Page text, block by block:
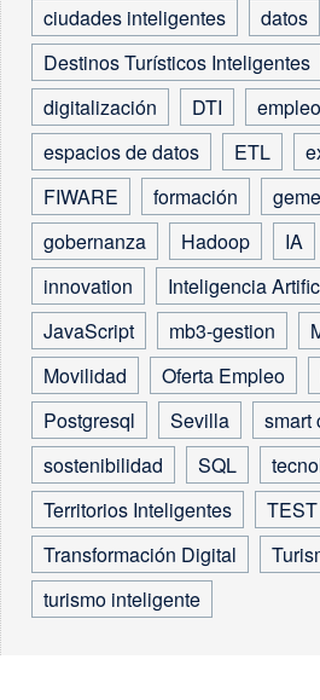
ciudades inteligentes
datos
Destinos Turísticos Inteligentes
digitalización
DTI empleo
espacios de datos
ETL
FIWARE
formación
gobernanza
Hadoop IA
innovation
Inteligencia
JavaScript
mb3-gestion
Movilidad
Oferta Empleo
Postgresql
Sevilla smart
sostenibilidad
SQL
Territorios Inteligentes
TEST
Transformación Digital
turismo inteligente